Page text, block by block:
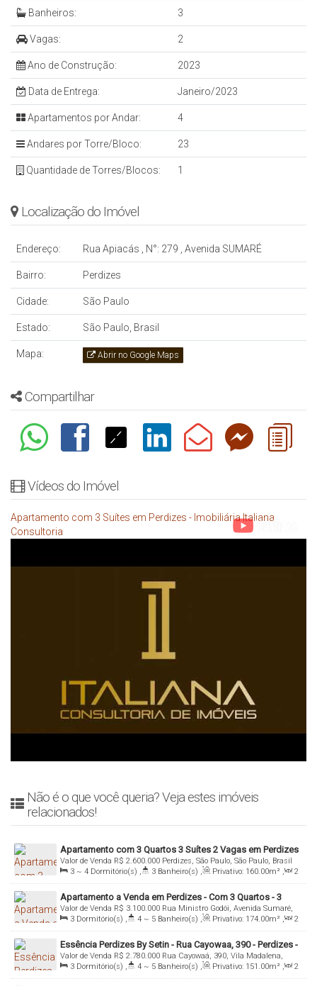
Banheiros: 3
Vagas: 2
Ano de Construção: 2023
Data de Entrega: Janeiro/2023
Apartamentos por Andar: 4
Andares por Torre/Bloco: 23
Quantidade de Torres/Blocos: 1
Localização do Imóvel
Endereço: Rua Apiacás , N°: 279 , Avenida SUMARÉ
Bairro: Perdizes
Cidade: São Paulo
Estado: São Paulo, Brasil
Mapa: Abrir no Google Maps
Compartilhar
Vídeos do Imóvel
Apartamento com 3 Suítes em Perdizes - Imobiliária Italiana
Consultoria
Não é o que você queria? Veja estes imóveis
relacionados!
Apartamento com 3 Quartos 3 Suítes 2 Vagas em Perdizes
- São Paulo
R$ 2.600.000
Valor de Venda
Perdizes, São Paulo, São Paulo, Brasil
3 ~ 4 Dormitório(s) , 3 Banheiro(s) , Privativo: 160.00m² ,
2
Sala(s) , 3 Suíte(s) , Total: 160.00m² , 2 Vaga(s) ,
Útil:
160.00m²
Apartamento a Venda em Perdizes - Com 3 Quartos - 3
Suítes e 2 Vagas
R$ 3.100.000
Valor de Venda
Rua Ministro Godói, Avenida Sumaré,
05015-000, Perdizes, São Paulo, São Paulo, Brasil
3 Dormitório(s) , 4 ~ 5 Banheiro(s) , Privativo: 174.00m² ,
2
Sala(s) , 3 Suíte(s) , Total: 174.00m² , 2 Vaga(s) ,
Útil:
174.00m²
Essência Perdizes By Setin - Rua Cayowaa, 390 - Perdizes -
São Paulo - SPR$ 2.780.000
Valor de Venda
Rua Cayowaá, 390, Vila Madalena,
05018-000, Perdizes, São Paulo, São Paulo, Brasil
3 Dormitório(s) , 4 ~ 5 Banheiro(s) , Privativo: 151 .00m² ,
2
Sala(s) , 3 Suíte(s) , Total: 151.00m² , 2 Vaga(s) ,
Útil: